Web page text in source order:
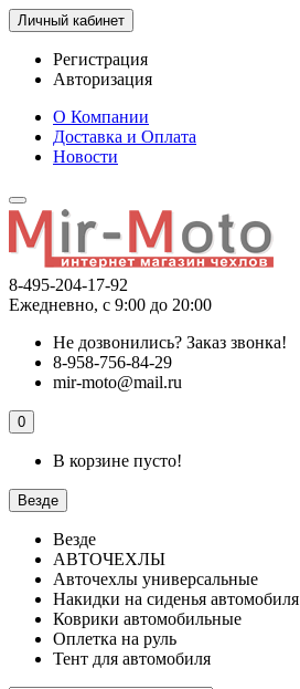
Личный кабинет
Регистрация
Авторизация
О Компании
Доставка и Оплата
Новости
8-495-204-17-92
Ежедневно, с 9:00 до 20:00
Не дозвонились? Заказ звонка!
8-958-756-84-29
mir-moto@mail.ru
0
В корзине пусто!
Везде
Везде
АВТОЧЕХЛЫ
Авточехлы универсальные
Накидки на сиденья автомобиля
Коврики автомобильные
Оплетка на руль
Тент для автомобиля